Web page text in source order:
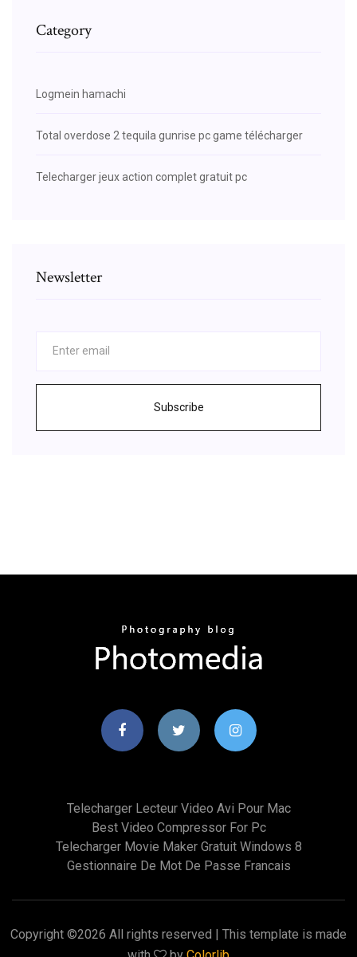
Category
Logmein hamachi
Total overdose 2 tequila gunrise pc game télécharger
Telecharger jeux action complet gratuit pc
Newsletter
Subscribe
Telecharger Lecteur Video Avi Pour Mac
Best Video Compressor For Pc
Telecharger Movie Maker Gratuit Windows 8
Gestionnaire De Mot De Passe Francais
Copyright ©2026 All rights reserved | This template is made